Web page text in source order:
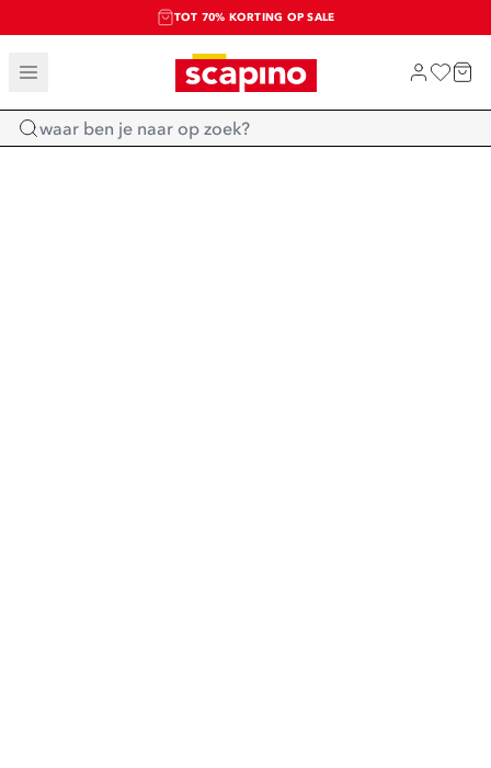
TOT 70% KORTING OP SALE
SALE: LAATSTE KANS!
SHOP NIEUW
Home